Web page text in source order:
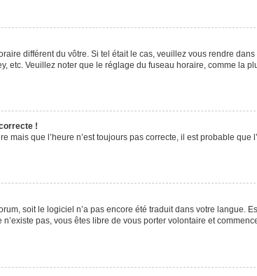
différent du vôtre. Si tel était le cas, veuillez vous rendre
etc. Veuillez noter que le réglage du fuseau horaire, comme la
!
mais que l’heure n’est toujours pas correcte, il est probable
soit le logiciel n’a pas encore été traduit dans votre langue.
pas, vous êtes libre de vous porter volontaire et